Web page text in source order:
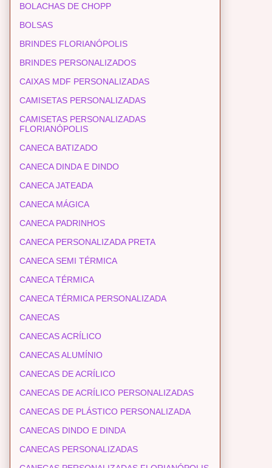
BOLACHAS DE CHOPP
BOLSAS
BRINDES FLORIANÓPOLIS
BRINDES PERSONALIZADOS
CAIXAS MDF PERSONALIZADAS
CAMISETAS PERSONALIZADAS
CAMISETAS PERSONALIZADAS
FLORIANÓPOLIS
CANECA BATIZADO
CANECA DINDA E DINDO
CANECA JATEADA
CANECA MÁGICA
CANECA PADRINHOS
CANECA PERSONALIZADA PRETA
CANECA SEMI TÉRMICA
CANECA TÉRMICA
CANECA TÉRMICA PERSONALIZADA
CANECAS
CANECAS ACRÍLICO
CANECAS ALUMÍNIO
CANECAS DE ACRÍLICO
CANECAS DE ACRÍLICO PERSONALIZADAS
CANECAS DE PLÁSTICO PERSONALIZADA
CANECAS DINDO E DINDA
CANECAS PERSONALIZADAS